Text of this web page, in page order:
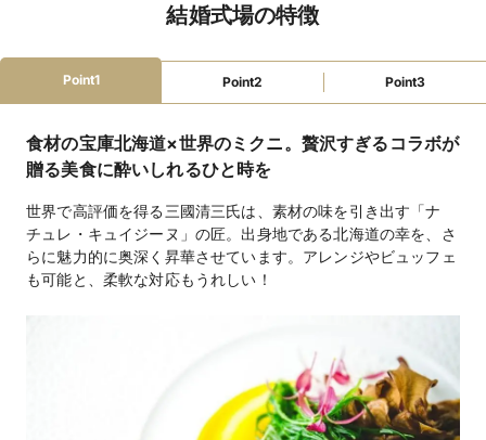
オムツ替えスペース
ベビーカー
挙式スタイル
人前式55,000円（ガーデン挙式は4〜10月限定）/北海道
神宮150,000円
料理料金
洋18,000円（11：00〜14：00スタートのパーティー限
定）/左記以外 洋20,000円
飲物料金
料理料金に含む（フリードリンク、ウェルカムドリン
ク）
持込料金
衣装/引出物/ビデオカメラマン（有料）： ペーパーアイ
ク/プロジェクター＆スクリーン/音響照明
フォトギャラリーを見る
結婚式場の特徴
Point1 Point2 Point3
食材の宝庫北海道×世界のミクニ。贅沢すぎるコラボが
贈る美食に酔いしれるひと時を
世界で高評価を得る三國清三氏は、素材の味を引き出す「ナ
チュレ・キュイジーヌ」の匠。出身地である北海道の幸を、さ
らに魅力的に奥深く昇華させています。アレンジやビュッフェ
も可能と、柔軟な対応もうれしい！